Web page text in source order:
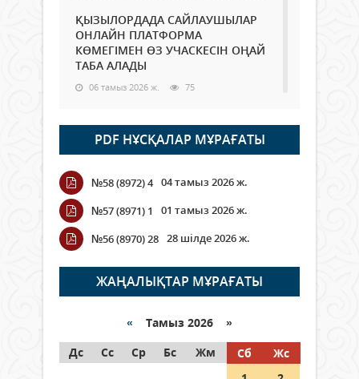
ҚЫЗЫЛОРДАДА САЙЛАУШЫЛАР
ОНЛАЙН ПЛАТФОРМА
КӨМЕГІМЕН ӨЗ УЧАСКЕСІН ОҢАЙ
ТАБА АЛАДЫ
06 тамыз 2026 ж. 75
Open Air: Қызылорда облысы
полиция департаменті 20
мыңнан астам көрерменнің
қауіпсіздігін қамтамасыз етті
06 тамыз 2026 ж.
Wi-Fi ҚАБЫРҒА АРҚЫЛЫ ҚАЛАЙ
ӨТЕДІ?
06 тамыз 2026 ж. 253
граждане Казахстана,
05 тамыз 2026 ж. 132
PDF НҰСҚАЛАР МҰРАҒАТЫ
№58 (8972) 4 04 тамыз 2026 ж.
№57 (8971) 1
01 тамыз 2026 ж.
№56 (8970) 28 28 шілде 2026 ж.
ЖАҢАЛЫҚТАР МҰРАҒАТЫ
« Тамыз 2026 »
Дс
Сс Ср Бс Жм Сб
Жс